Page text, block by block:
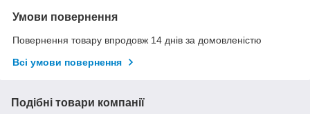
Умови повернення
Повернення товару впродовж 14 днів за домовленістю
Всі умови повернення
Подібні товари компанії